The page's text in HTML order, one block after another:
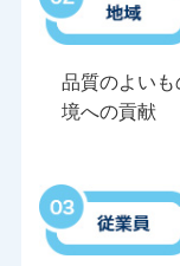
品質のよい
境への貢献